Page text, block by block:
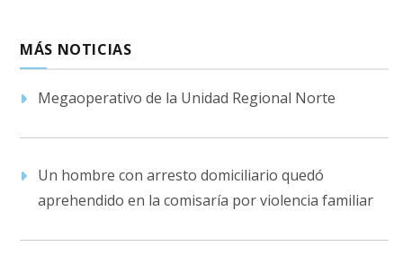
MÁS NOTICIAS
Megaoperativo de la Unidad Regional Norte
Un hombre con arresto domiciliario quedó
aprehendido en la comisaría por violencia familiar